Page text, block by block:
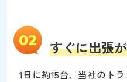
02 すぐに出張
1日に約15台、当社のト